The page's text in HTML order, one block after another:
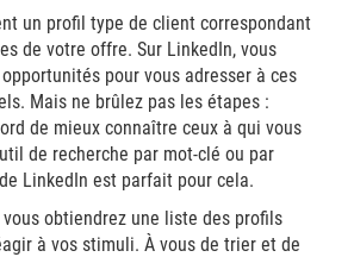
un profil type de client correspondant
de votre offre. Sur LinkedIn, vous
pour vous adresser à ces
Mais ne brûlez pas les étapes :
de mieux connaître ceux à qui vous
de recherche par mot-clé ou par
LinkedIn est parfait pour cela.
vous obtiendrez une liste des profils
à vos stimuli. À vous de trier et de